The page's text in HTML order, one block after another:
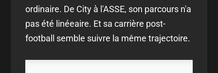
ordinaire. De City à l'ASSE, son parcours n'a
pas été linéeaire. Et sa carrière post-
football semble suivre la même trajectoire.